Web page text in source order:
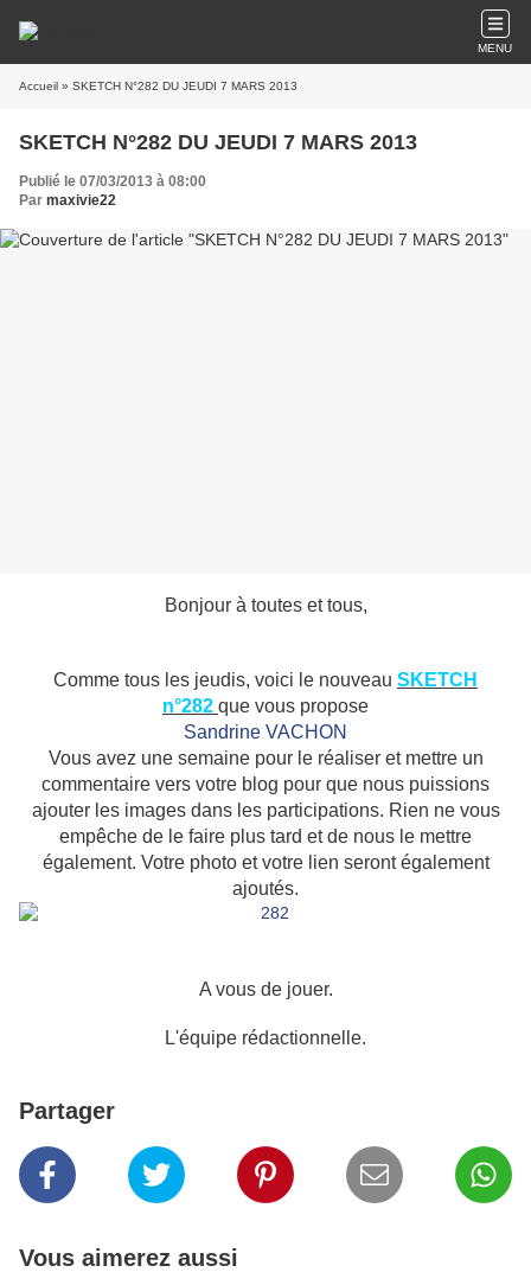
MENU
Accueil » SKETCH N°282 DU JEUDI 7 MARS 2013
SKETCH N°282 DU JEUDI 7 MARS 2013
Publié le 07/03/2013 à 08:00
Par maxivie22
Bonjour à toutes et tous,
Comme tous les jeudis, voici le nouveau SKETCH
n°282 que vous propose
Sandrine VACHON
Vous avez une semaine pour le réaliser et mettre un
commentaire vers votre blog pour que nous puissions
ajouter les images dans les participations. Rien ne vous
empêche de le faire plus tard et de nous le mettre
également. Votre photo et votre lien seront également
ajoutés.
A vous de jouer.
L'équipe rédactionnelle.
Partager
Vous aimerez aussi